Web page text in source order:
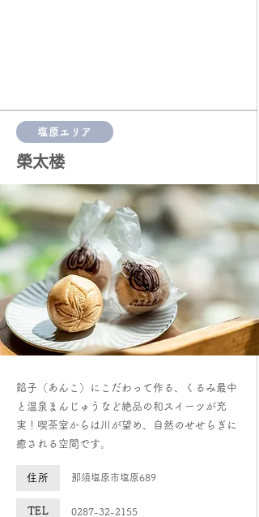
塩原エリア
榮太楼
餡子（あんこ）にこだわって作る、くるみ最中
と温泉まんじゅうなど絶品の和スイーツが充
実！喫茶室からは川が望め、自然のせせらぎに
癒される空間です。
住所 那須塩原市塩原689
TEL 0287-32-2155